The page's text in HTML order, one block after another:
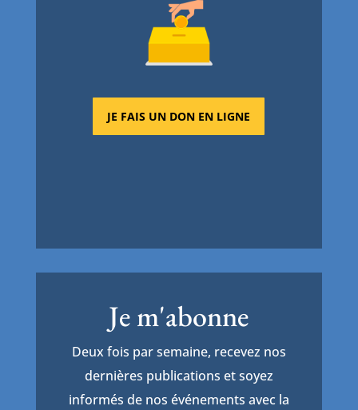
JE FAIS UN DON EN LIGNE
Je m'abonne
Deux fois par semaine, recevez nos
dernières publications et soyez
informés de nos événements avec la